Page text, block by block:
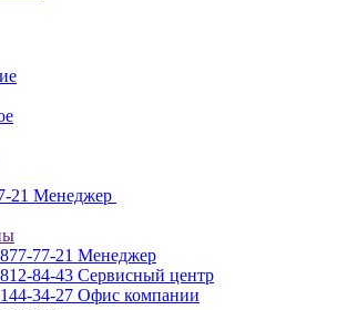
21 Менеджер
77-21 Менеджер
84-43 Сервисный центр
34-27 Офис компании